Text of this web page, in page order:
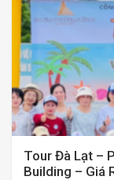
Tour Đà Lạt –
Building – Giá